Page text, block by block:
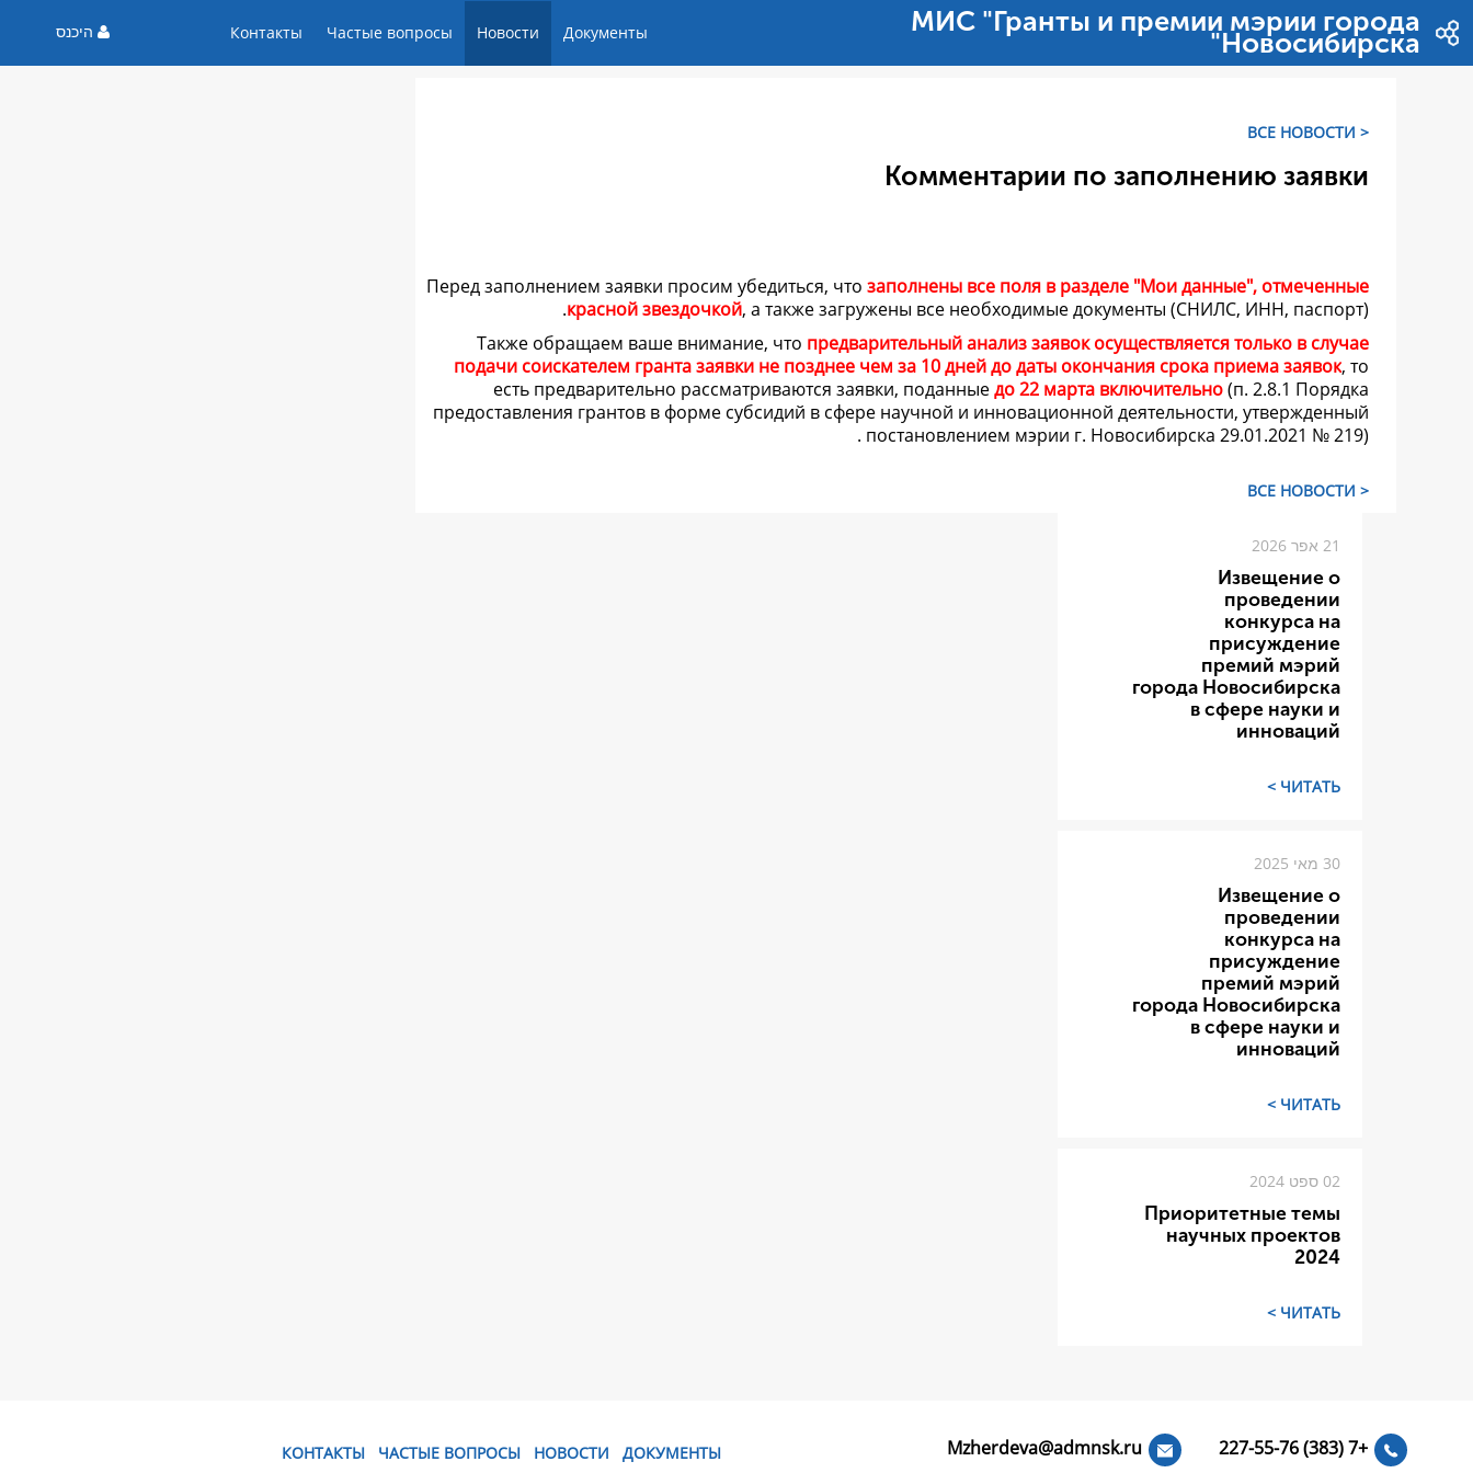
МИС "Гранты и премии мэрии города
Новосибирска"
Документы
Новости
Частые вопросы
Контакты היכנס
< ВСЕ НОВОСТИ
Комментарии по заполнению заявки
Перед заполнением заявки просим убедиться, что заполнены все поля в разделе "Мои данные", отмеченные
красной звездочкой, а также загружены все необходимые документы (СНИЛС, ИНН, паспорт).
Также обращаем ваше внимание, что предварительный анализ заявок осуществляется только в случае
подачи соискателем гранта заявки не позднее чем за 10 дней до даты окончания срока приема заявок, то
есть предварительно рассматриваются заявки, поданныедо 22 марта включительно(п. 2.8.1 Порядка
предоставления грантов в форме субсидий в сфере научной и инновационной деятельности, утвержденный
постановлением мэрии г. Новосибирска 29.01.2021 № 219).
< ВСЕ НОВОСТИ
21 אפר 2026
Извещение о
проведении
конкурса на
присуждение
премий мэрий
города Новосибирска
в сфере науки и
инноваций
ЧИТАТЬ >
30 מאי 2025
Извещение о
проведении
конкурса на
присуждение
премий мэрий
города Новосибирска
в сфере науки и
инноваций
ЧИТАТЬ >
02 ספט 2024
Приоритетные темы
научных проектов
2024
ЧИТАТЬ >
+7 (383) 227-55-76
Mzherdeva@admnsk.ru
ДОКУМЕНТЫ
НОВОСТИ
ЧАСТЫЕ ВОПРОСЫ
КОНТАКТЫ